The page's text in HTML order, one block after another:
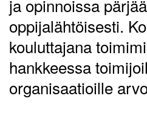
ja opinnoissa
oppijalähtöisesti.
kouluttajana
hankkeessa
organisaatioille